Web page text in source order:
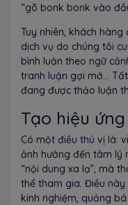
“gõ bonk bonk vào
Tuy nhiên, khách
dịch vụ do chúng tôi
bình luận theo ngữ
tranh luận gợi mở...
đang được thảo luận
Tạo hiệu
Có một điều thú vị là:
ảnh hưởng đến tâm lý
“nội dung xa lạ”, mà
thể tham gia. Điều
kinh nghiệm, quảng